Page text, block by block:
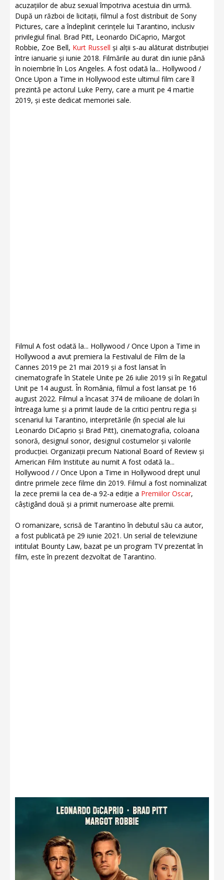
acuzațiilor de abuz sexual împotriva acestuia din urmă.
După un război de licitații, filmul a fost distribuit de Sony
Pictures, care a îndeplinit cerințele lui Tarantino, inclusiv
privilegiul final. Brad Pitt, Leonardo DiCaprio, Margot
Robbie, Zoe Bell, Kurt Russell și alții s-au alăturat distribuției
între ianuarie și iunie 2018. Filmările au durat din iunie până
în noiembrie în Los Angeles. A fost odată la... Hollywood /
Once Upon a Time in Hollywood este ultimul film care îl
prezintă pe actorul Luke Perry, care a murit pe 4 martie
2019, și este dedicat memoriei sale.
Filmul A fost odată la... Hollywood / Once Upon a Time in
Hollywood a avut premiera la Festivalul de Film de la
Cannes 2019 pe 21 mai 2019 și a fost lansat în
cinematografe în Statele Unite pe 26 iulie 2019 și în Regatul
Unit pe 14 august. În România, filmul a fost lansat pe 16
august 2022. Filmul a încasat 374 de milioane de dolari în
întreaga lume și a primit laude de la critici pentru regia și
scenariul lui Tarantino, interpretările (în special ale lui
Leonardo DiCaprio și Brad Pitt), cinematografia, coloana
sonoră, designul sonor, designul costumelor și valorile
producției. Organizații precum National Board of Review și
American Film Institute au numit A fost odată la...
Hollywood / / Once Upon a Time in Hollywood drept unul
dintre primele zece filme din 2019. Filmul a fost nominalizat
la zece premii la cea de-a 92-a ediție a Premiilor Oscar,
câștigând două și a primit numeroase alte premii.
O romanizare, scrisă de Tarantino în debutul său ca autor,
a fost publicată pe 29 iunie 2021. Un serial de televiziune
intitulat Bounty Law, bazat pe un program TV prezentat în
film, este în prezent dezvoltat de Tarantino.